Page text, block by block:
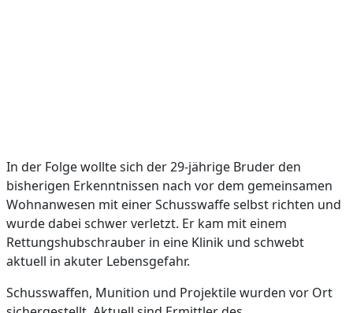
In der Folge wollte sich der 29-jährige Bruder den
bisherigen Erkenntnissen nach vor dem gemeinsamen
Wohnanwesen mit einer Schusswaffe selbst richten und
wurde dabei schwer verletzt. Er kam mit einem
Rettungshubschrauber in eine Klinik und schwebt
aktuell in akuter Lebensgefahr.
Schusswaffen, Munition und Projektile wurden vor Ort